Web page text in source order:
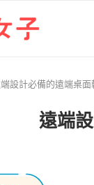
設計必備的遠端桌
遠端